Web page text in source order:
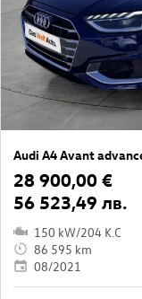
Audi A4 Avant
28 900,00 €
56 523,49 лв.
150 kW/204 K.C
86 595 km
08/2021